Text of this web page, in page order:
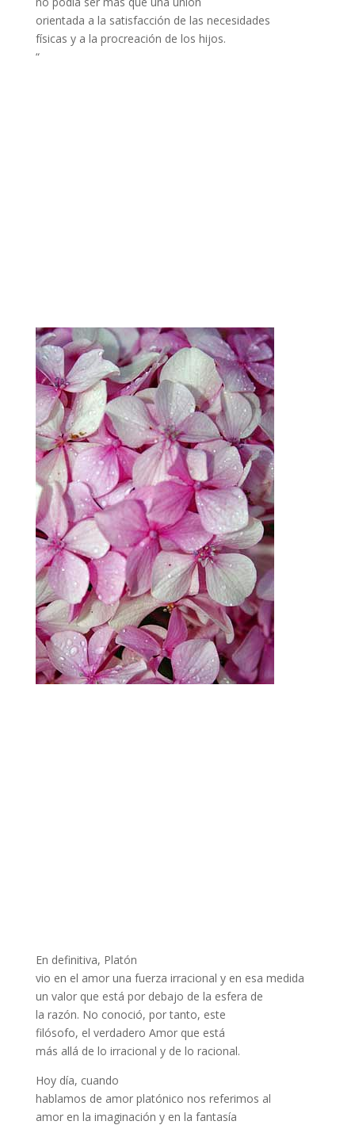
orientada a la satisfacción de las necesidades
físicas y a la procreación de los hijos.
“
En definitiva, Platón
vio en el amor una fuerza irracional y en esa medida
un valor que está por debajo de la esfera de
la razón. No conoció, por tanto, este
filósofo, el verdadero Amor que está
más allá de lo irracional y de lo racional.
Hoy día, cuando
hablamos de amor platónico nos referimos al
amor en la imaginación y en la fantasía